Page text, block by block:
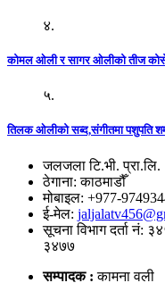
४.
कोमल ओली र सागर ओलीको तीज
५.
तिलक ओलीको सब्द,संगीतमा पशुपति
जलजला टि.भी. प्रा.लि.
ठेगाना: काठमाडौँ
मोबाइल: +977-
ई-मेल:
सूचना विभाग दर्ता नं:
३४७७
सम्पादक :कामना वली